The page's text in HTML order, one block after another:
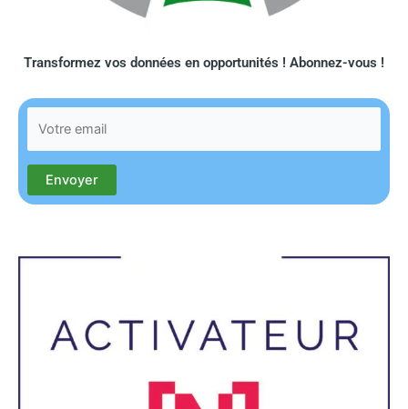
Transformez vos données en opportunités ! Abonnez-vous !​